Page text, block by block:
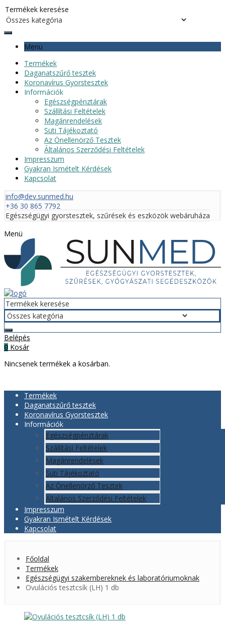
Menü
Termékek
Daganatszűrő tesztek
Koronavírus Gyorstesztek
Információk
Egészségpénztárak
Szállítási Feltételek
Magánrendelések
Süti Tájékoztató
Az Önellenörző Tesztek
Általános Szerződési Feltételek
Impresszum
Gyakran Ismételt Kérdések
Kapcsolat
info@dev.sunmed.hu
+36 30 865 7792
Egészségügyi gyorstesztek, szűrések és eszközök webáruháza
Menü
Belépés
0 Kosár
Nincsenek termékek a kosárban.
Termékek
Daganatszűrő tesztek
Koronavírus Gyorstesztek
Információk
Egészségpénztárak
Szállítási Feltételek
Magánrendelések
Süti Tájékoztató
Az Önellenörző Tesztek
Általános Szerződési Feltételek
Impresszum
Gyakran Ismételt Kérdések
Kapcsolat
Főoldal
Termékek
Egészségügyi szakembereknek és laboratóriumoknak
Ovulációs tesztcsík (LH) 1 db